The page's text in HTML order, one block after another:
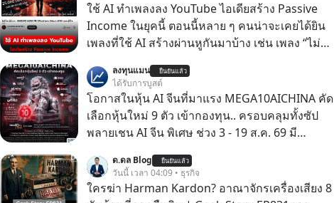
ใช้ AI ทำเพลงลง YouTube ไอเดียสร้าง Passive
Income ในยุคนี้ ตอนนี้หลาย ๆ คนน่าจะเคยได้ยิน
เพลงที่ใช้ AI สร้างผ่านหูกันมาบ้าง เช่น เพลง “ไม่มี
ตอนนี้มียอดรับชมกว่า 26 ล้านครั้งแล้ว
ลงทุนแมน ยืนยันแล้ว
ได้รับการบูสต์
โอกาสในหุ้น AI จีนที่มาแรง MEGA10AICHINA คัด
เลือกหุ้นใหม่ 9 ตัว เข้ากองทุน.. ครอบคลุมทั้งซัป
พลายเชน AI จีน พิเศษ ช่วง 3 - 19 ส.ค. 69 มี
บาทขึ้นไป ฟรีค่าธรรมเนียมซื้อ
ด.ดล Blog ยืนยันแล้ว
วันนี้ เวลา 04:09 • ธุรกิจ
ใครฆ่า Harman Kardon? อาณาจักรเครื่องเสียง 8